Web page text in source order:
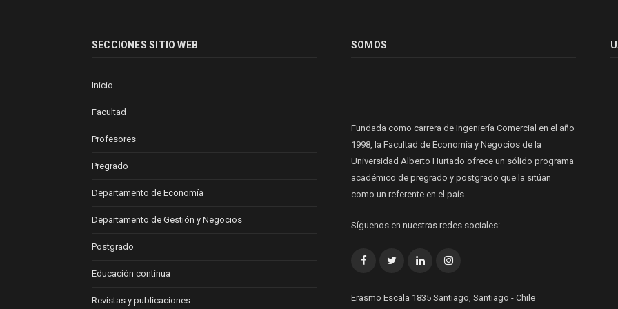
SECCIONES SITIO WEB
Inicio
Facultad
Profesores
Pregrado
Departamento de Economía
Departamento de Gestión y Negocios
Postgrado
Educación continua
Revistas y publicaciones
SOMOS
Fundada como carrera de Ingeniería Comercial en el año
1998, la Facultad de Economía y Negocios de la
Universidad Alberto Hurtado ofrece un sólido programa
académico de pregrado y postgrado que la sitúan
como un referente en el país.
Síguenos en nuestras redes sociales:
FacebookTwitterLinkedInInstagram
Erasmo Escala 1835 Santiago, Santiago - Chile